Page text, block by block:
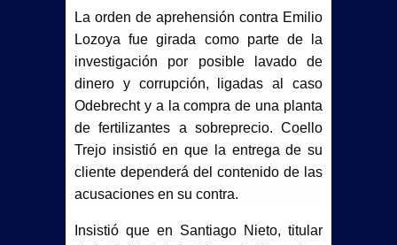
La orden de aprehensión contra Emilio
Lozoya fue girada como parte de la
investigación por posible lavado de
dinero y corrupción, ligadas al caso
Odebrecht y a la compra de una planta
de fertilizantes a sobreprecio. Coello
Trejo insistió en que la entrega de su
cliente dependerá del contenido de las
acusaciones en su contra.
Insistió que en Santiago Nieto, titular